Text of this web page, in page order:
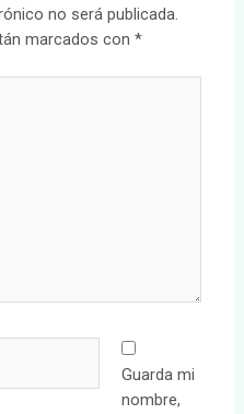
no será publicada.
marcados con*
Guarda mi
nombre,